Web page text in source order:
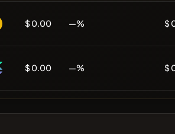
$ 0.00 —% $
$ 0.00 —% $